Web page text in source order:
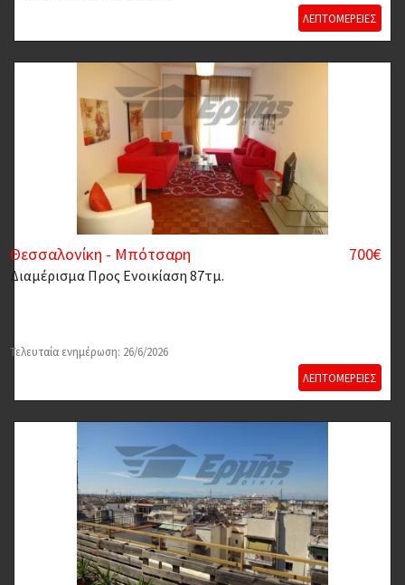
ΛΕΠΤΟΜΕΡΕΙΕΣ
Θεσσαλονίκη - Μπότσαρη 700€
Διαμέρισμα Προς Ενοικίαση 87τμ.
Τελευταία ενημέρωση: 26/6/2026
ΛΕΠΤΟΜΕΡΕΙΕΣ